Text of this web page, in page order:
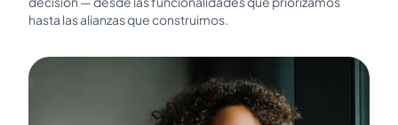
hasta las alianzas que construimos.